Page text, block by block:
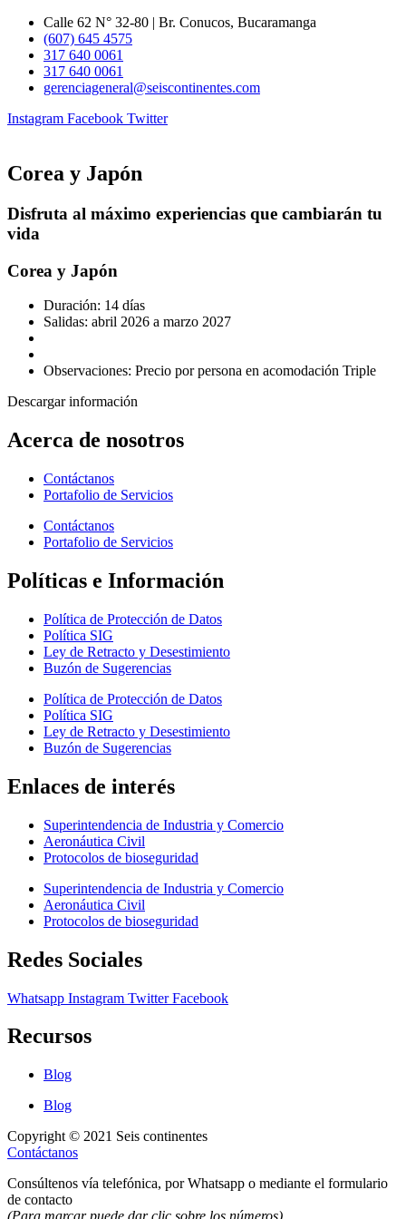
contenido
Calle 62 N° 32-80 | Br. Conucos, Bucaramanga
(607) 645 4575
317 640 0061
317 640 0061
gerenciageneral@seiscontinentes.com
Instagram Facebook Twitter
Corea y Japón
Disfruta al máximo experiencias que cambiarán tu
vida
Corea y Japón
Duración: 14 días
Salidas: abril 2026 a marzo 2027
Observaciones: Precio por persona en acomodación Triple
Descargar información
Acerca de nosotros
Contáctanos
Portafolio de Servicios
Contáctanos
Portafolio de Servicios
Políticas e Información
Política de Protección de Datos
Política SIG
Ley de Retracto y Desestimiento
Buzón de Sugerencias
Política de Protección de Datos
Política SIG
Ley de Retracto y Desestimiento
Buzón de Sugerencias
Enlaces de interés
Superintendencia de Industria y Comercio
Aeronáutica Civil
Protocolos de bioseguridad
Superintendencia de Industria y Comercio
Aeronáutica Civil
Protocolos de bioseguridad
Redes Sociales
Whatsapp Instagram Twitter Facebook
Recursos
Blog
Blog
Copyright © 2021 Seis continentes
Contáctanos
Consúltenos vía telefónica, por Whatsapp o mediante el formulario
de contacto